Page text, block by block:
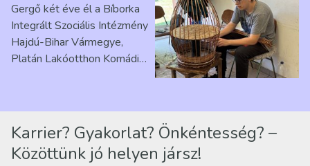
Ribárszky Gergő ellátottal
Gergő két éve él a Bíborka
Integrált Szociális Intézmény
Hajdú-Bihar Vármegye,
Platán Lakóotthon Komádi
Karrier? Gyakorlat? Önkéntesség? –
Közöttünk jó helyen jársz!